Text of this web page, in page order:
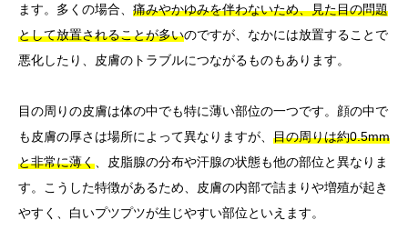
ます。多くの場合、 痛みやかゆみを伴わないため、見た目の問題
として放置されることが多いのですが、なかには放置することで
悪化したり、皮膚のトラブルにつながるものもあります。
目の周りの皮膚は体の中でも特に薄い部位の一つです。顔の中で
も皮膚の厚さは場所によって異なりますが、 目の周りは約0.5mm
と非常に薄く 、皮脂腺の分布や汗腺の状態も他の部位と異なりま
す。こうした特徴があるため、皮膚の内部で詰まりや増殖が起き
やすく、白いプツプツが生じやすい部位といえます。